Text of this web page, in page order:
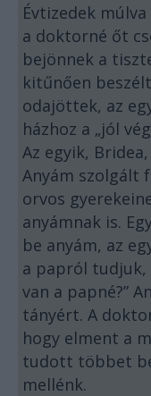
Évtizedek
a doktorné őt
bejönnek a
kitűnően
odajöttek, az
házhoz a „jól
Az egyik,
Anyám szolgált
orvos
anyámnak is.
be anyám, az
a papról tudjuk,
van a papné?”
tányért. A
hogy elment a
tudott többet
mellénk.